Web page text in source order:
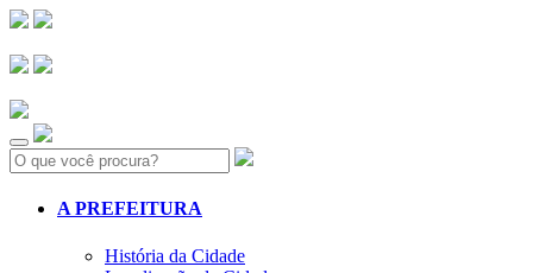
Search:
A PREFEITURA
História da Cidade